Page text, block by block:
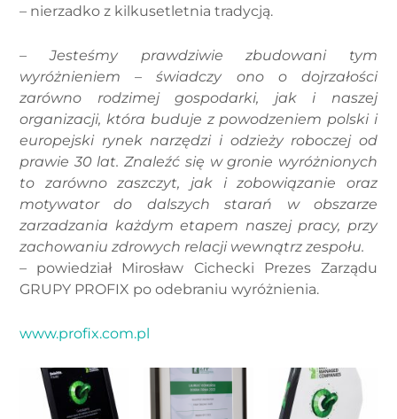
– nierzadko z kilkusetletnia tradycją.
– Jesteśmy prawdziwie zbudowani tym
wyróżnieniem – świadczy ono o dojrzałości
zarówno rodzimej gospodarki, jak i naszej
organizacji, która buduje z powodzeniem polski i
europejski rynek narzędzi i odzieży roboczej od
prawie 30 lat. Znaleźć się w gronie wyróżnionych
to zarówno zaszczyt, jak i zobowiązanie oraz
motywator do dalszych starań w obszarze
zarzadzania każdym etapem naszej pracy, przy
zachowaniu zdrowych relacji wewnątrz zespołu.
– powiedział Mirosław Cichecki Prezes Zarządu
GRUPY PROFIX po odebraniu wyróżnienia.
www.profix.com.pl